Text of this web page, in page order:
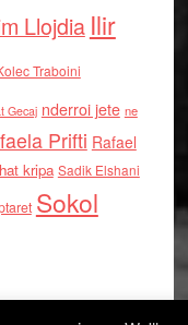
Llojdia Ilir
Traboini
Gecaj nderroi jete ne
Prifti Rafael
kripa Sadik Elshani
Sokol